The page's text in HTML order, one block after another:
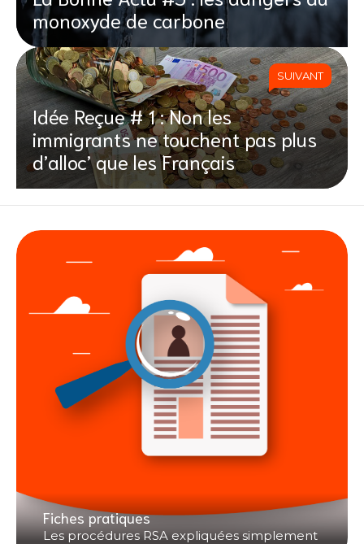
monoxyde de carbone
SUIVANT
Idée Reçue # 1 : Non les
immigrants ne touchent pas plus
d’alloc’ que les Français
Fiches pratiques
Les procédures RSA expliquées simplement